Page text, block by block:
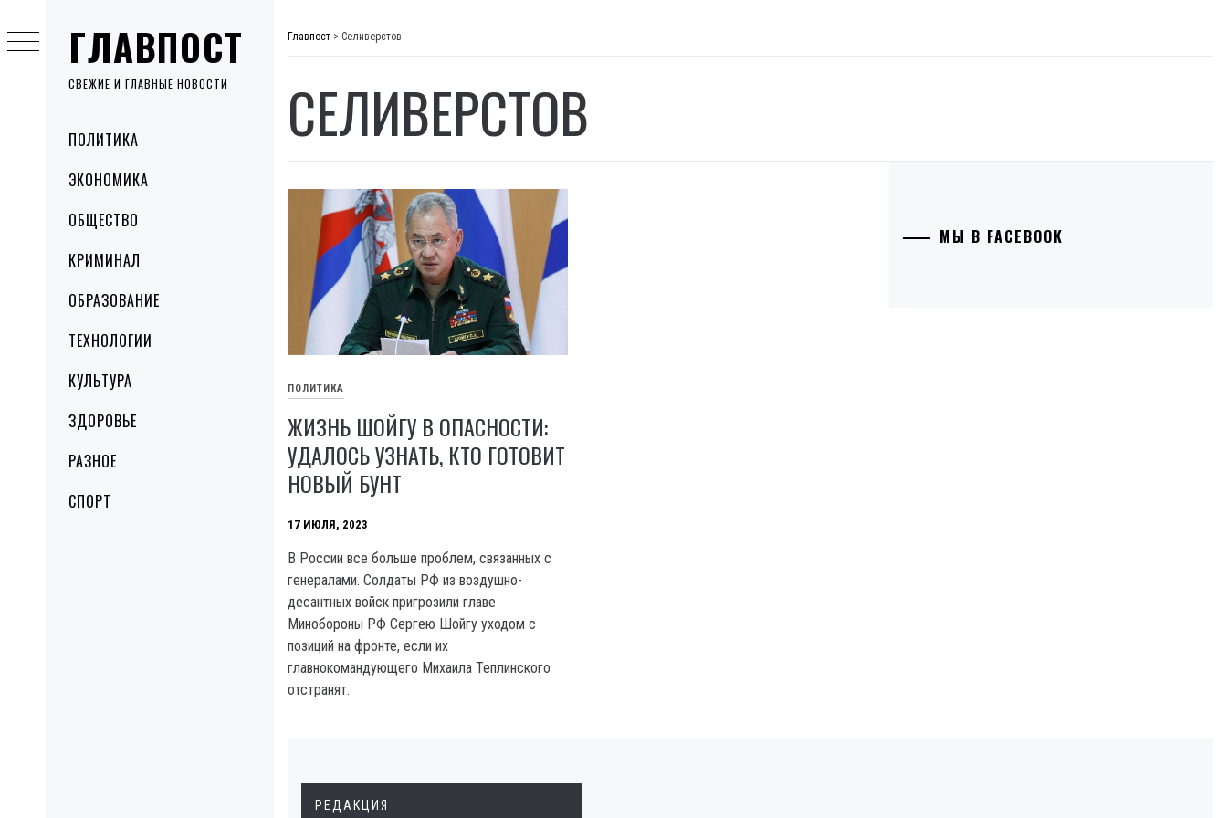
ГЛАВПОСТ
СВЕЖИЕ И ГЛАВНЫЕ НОВОСТИ
MenuПОЛИТИКА
ЭКОНОМИКА
ОБЩЕСТВО
КРИМИНАЛ
ОБРАЗОВАНИЕ
ТЕХНОЛОГИИ
КУЛЬТУРА
ЗДОРОВЬЕ
РАЗНОЕ
СПОРТ
to
content
Главпост > Селиверстов
СЕЛИВЕРСТОВ
ПОЛИТИКА
ЖИЗНЬ ШОЙГУ В ОПАСНОСТИ:
УДАЛОСЬ УЗНАТЬ, КТО ГОТОВИТ
НОВЫЙ БУНТ
17 ИЮЛЯ, 2023
В России все больше проблем, связанных с
генералами. Солдаты РФ из воздушно-
десантных войск пригрозили главе
Минобороны РФ Сергею Шойгу уходом с
позиций на фронте, если их
главнокомандующего Михаила Теплинского
отстранят.
МЫ В FACEBOOK
РЕДАКЦИЯ